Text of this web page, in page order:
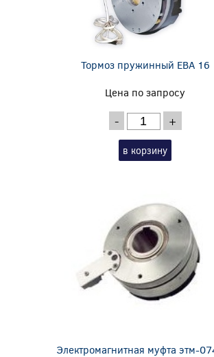
Тормоз пружинный EBA 16
Цена по запросу
- +
в корзину
Электромагнитная муфта этм-